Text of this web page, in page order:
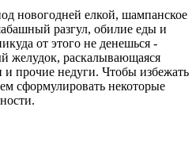
новогодней елкой, шампанское
разгул, обилие еды и
от этого не денешься -
желудок, раскалывающаяся
и прочие недуги. Чтобы избежать
сформулировать некоторые